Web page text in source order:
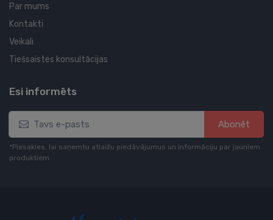
Par mums
Kontakti
Veikali
Tiešsaistes konsultācijas
Esi informēts
Abonēt
*Piesakies, lai saņemtu atlaižu piedāvājumus un informāciju par jauniem
produktiem